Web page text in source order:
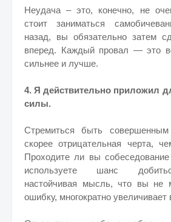
Неудача – это, конечно, не
стоит заниматься
назад, вы обязательно затем
вперед. Каждый провал — это
сильнее и лучше.
4. Я действительно приложил
силы.
Стремиться быть
скорее отрицательная черта,
Проходите ли вы
используете шанс
настойчивая мысль, что вы не
ошибку, многократно увеличивает